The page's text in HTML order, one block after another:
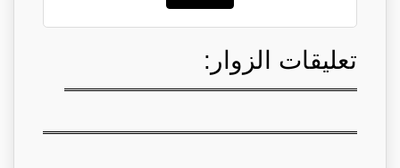
تعليقات الزوار: